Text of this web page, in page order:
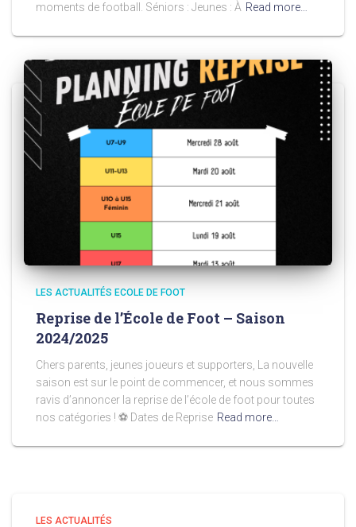
moments de football. Séniors : Jeunes : À Read more…
LES ACTUALITÉS ECOLE DE FOOT
Reprise de l’École de Foot – Saison
2024/2025
Chers parents, jeunes joueurs et supporters, La nouvelle
saison est sur le point de commencer, et nous sommes
ravis d’annoncer la reprise de l’école de foot pour toutes
nos catégories ! ⚽️ Dates de Reprise Read more…
LES ACTUALITÉS